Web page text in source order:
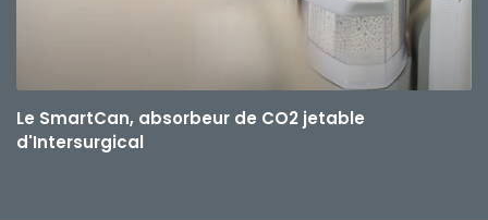
Le SmartCan, absorbeur de CO2 jetable
d'Intersurgical